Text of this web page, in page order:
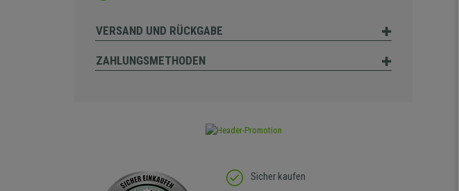
VERSAND UND RÜCKGABE
ZAHLUNGSMETHODEN
Sicher kaufen